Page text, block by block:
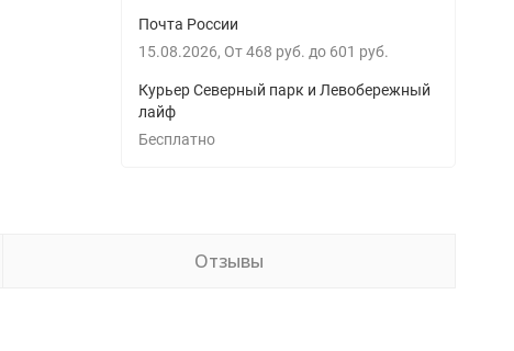
Почта России
15.08.2026 От 468 руб. до 601 руб.
Курьер Северный парк и Левобережный
лайф
Бесплатно
Отзывы